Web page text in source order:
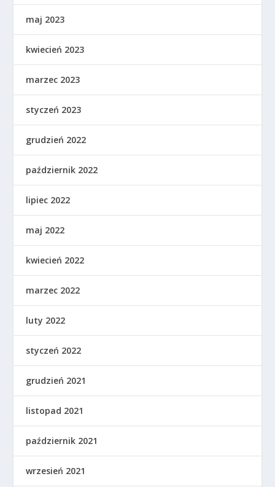
maj 2023
kwiecień 2023
marzec 2023
styczeń 2023
grudzień 2022
październik 2022
lipiec 2022
maj 2022
kwiecień 2022
marzec 2022
luty 2022
styczeń 2022
grudzień 2021
listopad 2021
październik 2021
wrzesień 2021